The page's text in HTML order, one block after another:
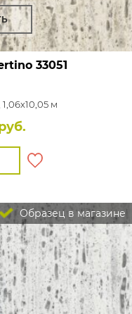
33051
м
Образец в магазине